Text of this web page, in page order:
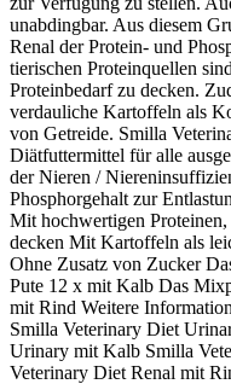
unabdingbar. Aus diesem
Renal der Protein- und
tierischen Proteinquellen
Proteinbedarf zu decken.
verdauliche Kartoffeln als
von Getreide. Smilla
Diätfuttermittel für alle
der Nieren /
Phosphorgehalt zur
Mit hochwertigen
decken Mit Kartoffeln als
Ohne Zusatz von Zucker
Pute 12 x mit Kalb Das
mit Rind Weitere
Smilla Veterinary Diet
Urinary mit Kalb Smilla
Veterinary Diet Renal mit